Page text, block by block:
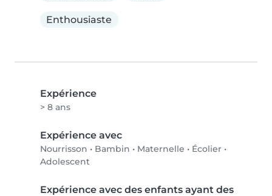
Enthousiaste
Expérience
> 8 ans
Expérience avec
Nourrisson • Bambin • Maternelle • Écolier •
Adolescent
Expérience avec des enfants ayant des